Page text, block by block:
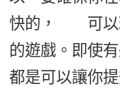
快的， 可以
的遊戲。即使
都是可以讓你